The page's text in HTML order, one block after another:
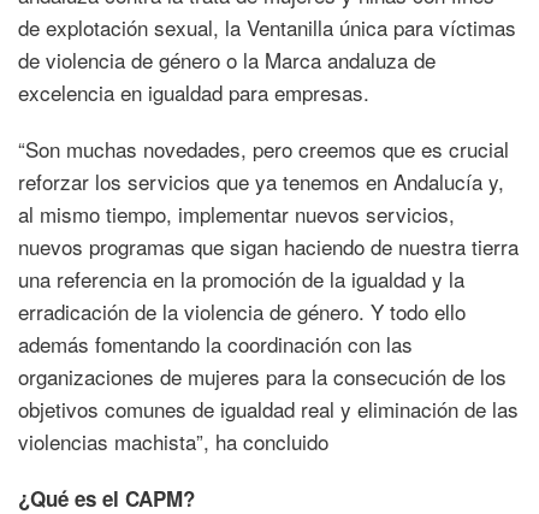
de explotación sexual, la Ventanilla única para víctimas
de violencia de género o la Marca andaluza de
excelencia en igualdad para empresas.
“Son muchas novedades, pero creemos que es crucial
reforzar los servicios que ya tenemos en Andalucía y,
al mismo tiempo, implementar nuevos servicios,
nuevos programas que sigan haciendo de nuestra tierra
una referencia en la promoción de la igualdad y la
erradicación de la violencia de género. Y todo ello
además fomentando la coordinación con las
organizaciones de mujeres para la consecución de los
objetivos comunes de igualdad real y eliminación de las
violencias machista”, ha concluido
¿Qué es el CAPM?